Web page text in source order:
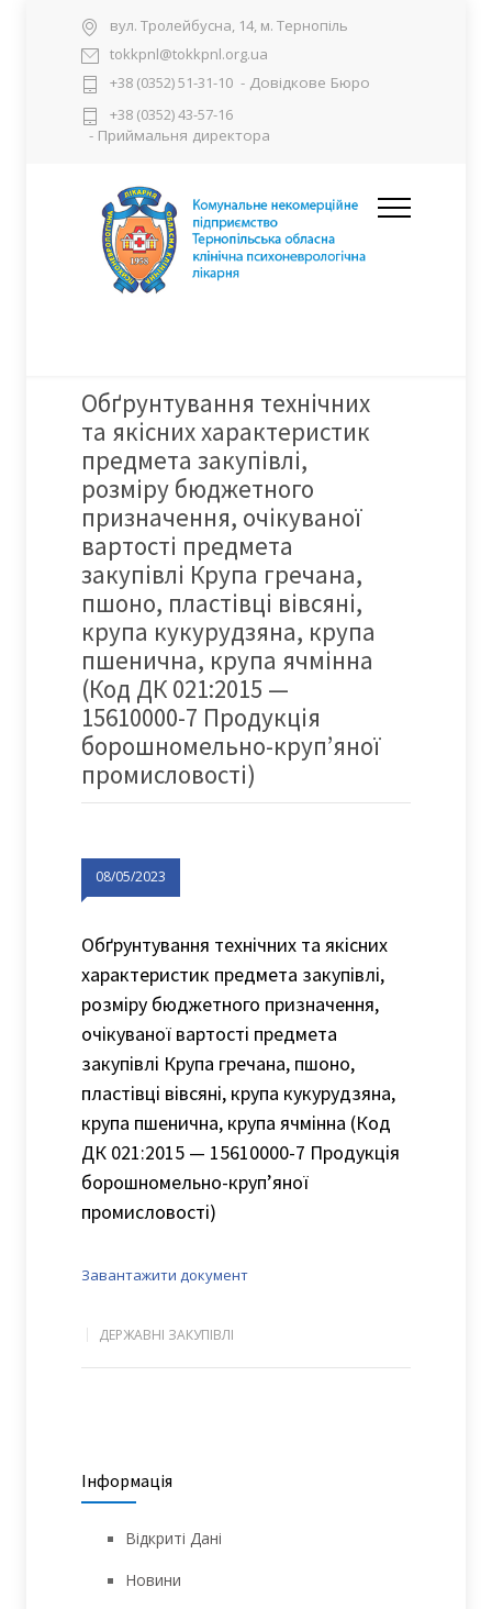
вул. Тролейбусна, 14, м. Тернопіль
tokkpnl@tokkpnl.org.ua
+38 (0352) 51-31-10 - Довідкове Бюро
+38 (0352) 43-57-16
- Приймальня директора
Обґрунтування технічних
та якісних характеристик
предмета закупівлі,
розміру бюджетного
призначення, очікуваної
вартості предмета
закупівлі Крупа гречана,
пшоно, пластівці вівсяні,
крупа кукурудзяна, крупа
пшенична, крупа ячмінна
(Код ДК 021:2015 —
15610000-7 Продукція
борошномельно-круп’яної
промисловості)
08/05/2023
Обґрунтування технічних та якісних
характеристик предмета закупівлі,
розміру бюджетного призначення,
очікуваної вартості предмета
закупівлі Крупа гречана, пшоно,
пластівці вівсяні, крупа кукурудзяна,
крупа пшенична, крупа ячмінна (Код
ДК 021:2015 — 15610000-7 Продукція
борошномельно-круп’яної
промисловості)
Завантажити документ
ДЕРЖАВНІ ЗАКУПІВЛІ
Інформація
Відкриті Дані
Новини